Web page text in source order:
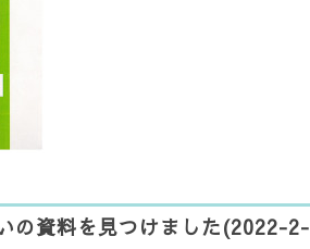
の資料を見つけました(2022-2-